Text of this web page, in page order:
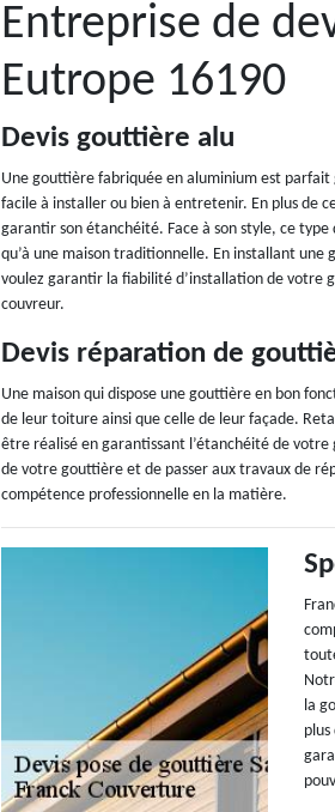
Entreprise de
Eutrope 16190
Devis gouttière alu
Une gouttière fabriquée en aluminium est
facile à installer ou bien à entretenir. En plus de
garantir son étanchéité. Face à son style, ce
qu’à une maison traditionnelle. En installant une
voulez garantir la fiabilité d’installation de votre
couvreur.
Devis réparation de
Une maison qui dispose une gouttière en bon
de leur toiture ainsi que celle de leur façade.
être réalisé en garantissant l’étanchéité de
de votre gouttière et de passer aux travaux de
compétence professionnelle en la matière.
la